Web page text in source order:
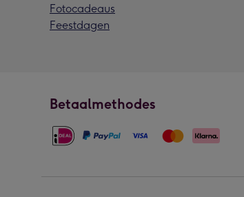
Fotocadeaus
Feestdagen
Betaalmethodes